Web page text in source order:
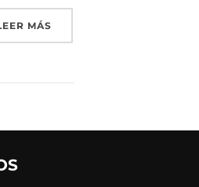
MÁS«A POST SHOWING HOW